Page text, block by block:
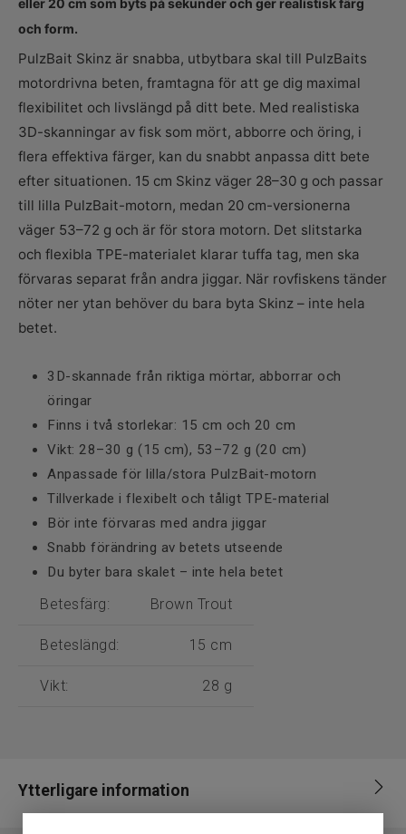
eller 20 cm som byts på sekunder och ger realistisk färg
och form.
PulzBait Skinz är snabba, utbytbara skal till PulzBaits
motordrivna beten, framtagna för att ge dig maximal
flexibilitet och livslängd på ditt bete. Med realistiska
3D-skanningar av fisk som mört, abborre och öring, i
flera effektiva färger, kan du snabbt anpassa ditt bete
efter situationen. 15 cm Skinz väger 28–30 g och passar
till lilla PulzBait-motorn, medan 20 cm-versionerna
väger 53–72 g och är för stora motorn. Det slitstarka
och flexibla TPE-materialet klarar tuffa tag, men ska
förvaras separat från andra jiggar. När rovfiskens tänder
nöter ner ytan behöver du bara byta Skinz – inte hela
betet.
3D-skannade från riktiga mörtar, abborrar och
öringar
Finns i två storlekar: 15 cm och 20 cm
Vikt: 28–30 g (15 cm), 53–72 g (20 cm)
Anpassade för lilla/stora PulzBait-motorn
Tillverkade i flexibelt och tåligt TPE-material
Bör inte förvaras med andra jiggar
Snabb förändring av betets utseende
Du byter bara skalet – inte hela betet
Betesfärg: Brown Trout
Beteslängd: 15 cm
Vikt: 28 g
Ytterligare information